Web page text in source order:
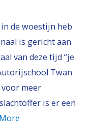
de woestijn heb
is gericht aan
van deze tijd “je
Twan
meer
is er een